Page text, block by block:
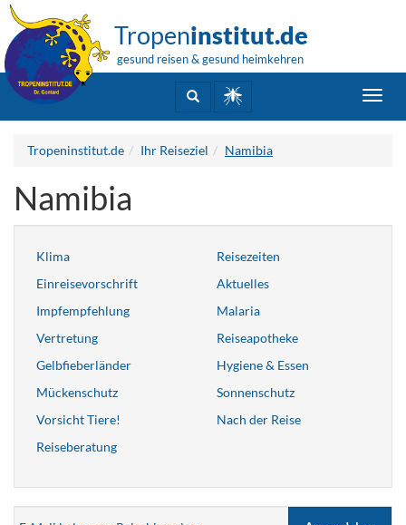
Tropeninstitut.de
gesund reisen & gesund heimkehren
Tropeninstitut.de Ihr Reiseziel Namibia
Namibia
Klima
Reisezeiten
Einreisevorschrift
Aktuelles
Impfempfehlung
Malaria
Vertretung
Reiseapotheke
Gelbfieberländer
Hygiene & Essen
Mückenschutz
Sonnenschutz
Vorsicht Tiere!
Nach der Reise
Reiseberatung